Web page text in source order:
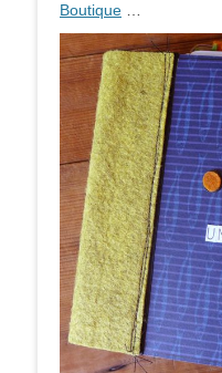
Boutique …